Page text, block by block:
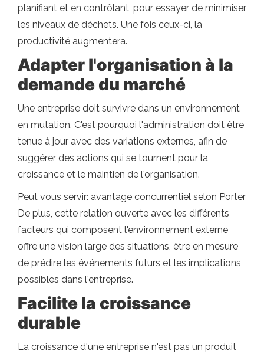
planifiant et en contrôlant, pour essayer de minimiser
les niveaux de déchets. Une fois ceux-ci, la
productivité augmentera.
Adapter l'organisation à la
demande du marché
Une entreprise doit survivre dans un environnement
en mutation. C'est pourquoi l'administration doit être
tenue à jour avec des variations externes, afin de
suggérer des actions qui se tournent pour la
croissance et le maintien de l'organisation.
Peut vous servir: avantage concurrentiel selon Porter
De plus, cette relation ouverte avec les différents
facteurs qui composent l'environnement externe
offre une vision large des situations, être en mesure
de prédire les événements futurs et les implications
possibles dans l'entreprise.
Facilite la croissance
durable
La croissance d'une entreprise n'est pas un produit